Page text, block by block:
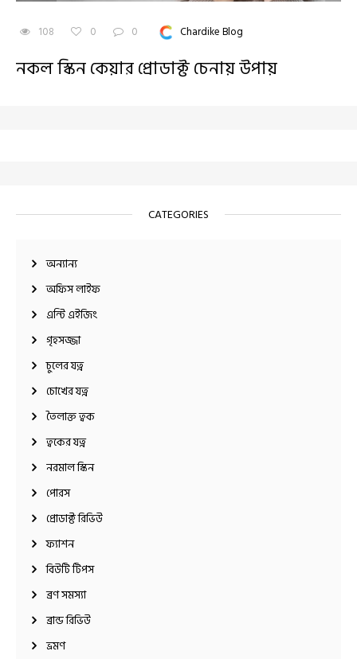
CATEGORIES
অন্যান্য
অফিস লাইফ
এন্টি এইজিং
গৃহসজ্জা
চুলের যত্ন
চোখের যত্ন
তৈলাক্ত ত্বক
ত্বকের যত্ন
নরমাল স্কিন
পোরস
প্রোডাক্ট রিভিউ
ফ্যাশন
বিউটি টিপস
ব্রণ সমস্যা
ব্রান্ড রিভিউ
ভ্রমণ
108 0 0 Chardike Blog
নকল স্কিন কেয়ার প্রোডাক্ট চেনায় উপায়